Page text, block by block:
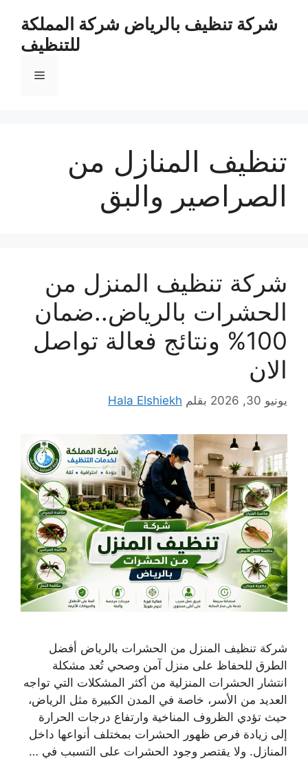
شركة تنظيف بالرياض شركة المملكة
للتنظيف
القائمة
تنظيف المنازل من
الصراصير والبق
شركة تنظيف المنزل من
الحشرات بالرياض..ضمان
100% ونتائج فعالة تواصل
الان
يونيو 30, 2026 بقلم Hala Elshiekh
شركة تنظيف المنزل من الحشرات بالرياض أفضل
الطرق للحفاظ على منزل آمن وصحي تُعد مشكلة
انتشار الحشرات المنزلية من أكثر المشكلات التي تواجه
العديد من الأسر، خاصة في المدن الكبيرة مثل الرياض،
حيث تؤدي الظروف المناخية وارتفاع درجات الحرارة
إلى زيادة فرص ظهور الحشرات بمختلف أنواعها داخل
المنازل. ولا يقتصر وجود الحشرات على التسبب في …